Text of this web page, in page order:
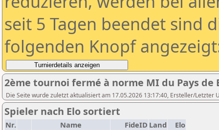
seit 5 Tagen beendet sind
folgenden Knopf
2ème tournoi fermé à norme MI du Pays de
Die Seite wurde zuletzt aktualisiert am 17.05.2026 13:17:40, Ersteller/Letzter
Spieler nach Elo sortiert
Nr. Name FideID Land
Elo